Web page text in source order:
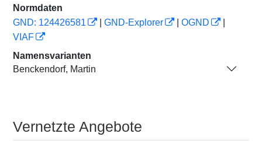
Normdaten
GND: 124426581
GND-Explorer OGND
VIAF
Namensvarianten
Benckendorf, Martin
Vernetzte Angebote